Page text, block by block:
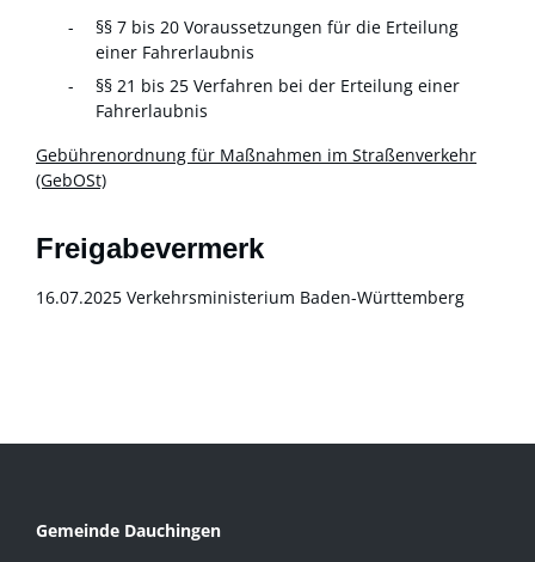
§§ 7 bis 20 Voraussetzungen für die Erteilung
einer Fahrerlaubnis
§§ 21 bis 25 Verfahren bei der Erteilung einer
Fahrerlaubnis
Gebührenordnung für Maßnahmen im Straßenverkehr
(GebOSt)
Freigabevermerk
16.07.2025 Verkehrsministerium Baden-Württemberg
Gemeinde Dauchingen